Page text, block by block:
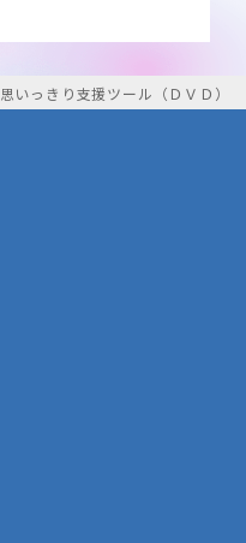
思いっきり支援ツール（ＤＶＤ）